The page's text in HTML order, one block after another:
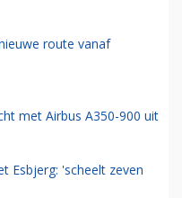
route vanaf
met Airbus A350-900 uit
Esbjerg: 'scheelt zeven